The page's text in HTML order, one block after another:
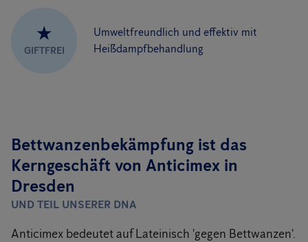
★
GIFTFREI
Umweltfreundlich und effektiv mit
Heißdampfbehandlung
Bettwanzenbekämpfung ist das
Kerngeschäft von Anticimex in
Dresden
UND TEIL UNSERER DNA
Anticimex bedeutet auf Lateinisch 'gegen Bettwanzen'.